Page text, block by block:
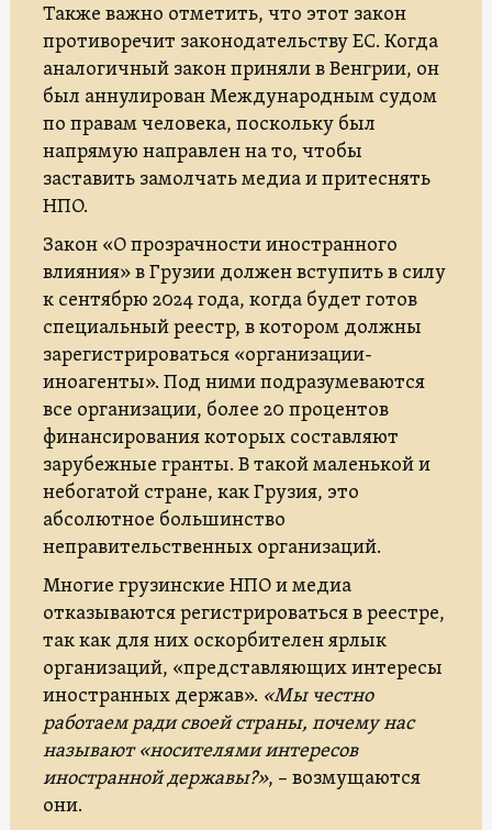
Также важно отметить, что этот закон
противоречит законодательству ЕС. Когда
аналогичный закон приняли в Венгрии, он
был аннулирован Международным судом
по правам человека, поскольку был
напрямую направлен на то, чтобы
заставить замолчать медиа и притеснять
НПО.
Закон «О прозрачности иностранного
влияния» в Грузии должен вступить в силу
к сентябрю 2024 года, когда будет готов
специальный реестр, в котором должны
зарегистрироваться «организации-
иноагенты». Под ними подразумеваются
все организации, более 20 процентов
финансирования которых составляют
зарубежные гранты. В такой маленькой и
небогатой стране, как Грузия, это
абсолютное большинство
неправительственных организаций.
Многие грузинские НПО и медиа
отказываются регистрироваться в реестре,
так как для них оскорбителен ярлык
организаций, «представляющих интересы
иностранных держав». «Мы честно
работаем ради своей страны, почему нас
называют «носителями интересов
иностранной державы?», – возмущаются
они.